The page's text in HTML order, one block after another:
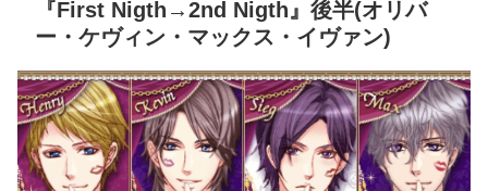
『First Nigth→2nd Nigth』後半(オリバ
ー・ケヴィン・マックス・イヴァン)